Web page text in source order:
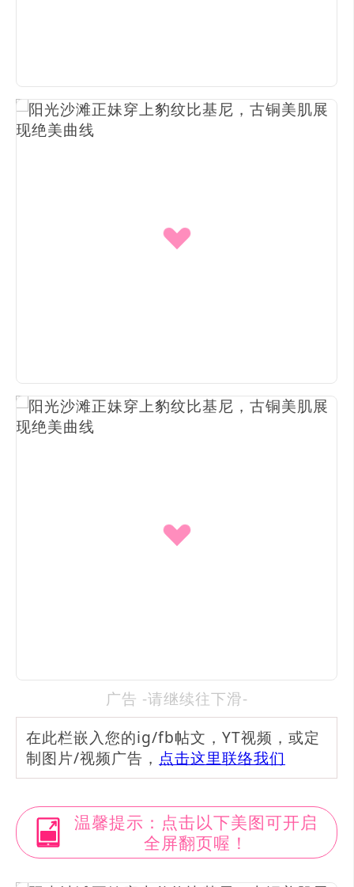
广告 -请继续往下滑-
在此栏嵌入您的ig/fb帖文，YT视频，或定
制图片/视频广告， 点击这里联络我们
温馨提示：点击以下美图可开启
全屏翻页喔！